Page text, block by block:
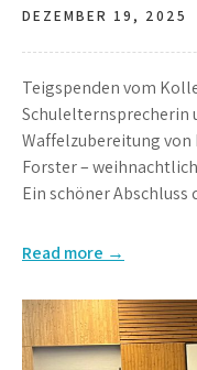
DEZEMBER 19, 2025
Teigspenden vom
Schulelternsprecherin
Waffelzubereitung von
Forster –
Ein schöner Abschluss
Read more →